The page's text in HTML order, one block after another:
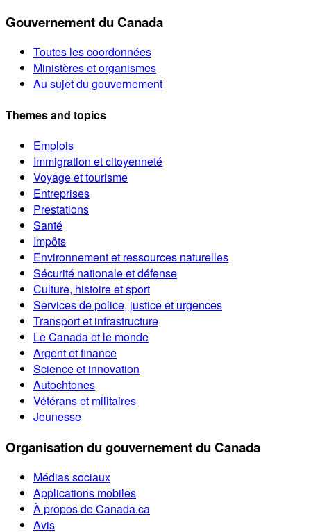
Gouvernement du Canada
Toutes les coordonnées
Ministères et organismes
Au sujet du gouvernement
Themes and topics
Emplois
Immigration et citoyenneté
Voyage et tourisme
Entreprises
Prestations
Santé
Impôts
Environnement et ressources naturelles
Sécurité nationale et défense
Culture, histoire et sport
Services de police, justice et urgences
Transport et infrastructure
Le Canada et le monde
Argent et finance
Science et innovation
Autochtones
Vétérans et militaires
Jeunesse
Organisation du gouvernement du Canada
Médias sociaux
Applications mobiles
À propos de Canada.ca
Avis